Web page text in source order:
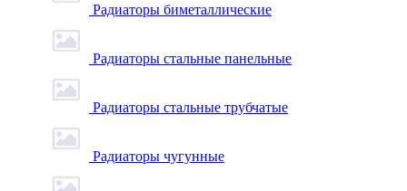
Радиаторы биметаллические
Радиаторы стальные панельные
Радиаторы стальные трубчатые
Радиаторы чугунные